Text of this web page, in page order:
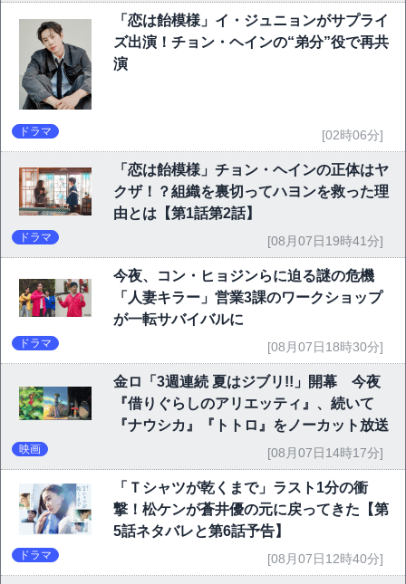
「恋は飴模様」イ・ジュニョンがサプライ
ズ出演！チョン・ヘインの“弟分”役で再共
演
ドラマ [02時06分]
「恋は飴模様」チョン・ヘインの正体はヤ
クザ！？組織を裏切ってハヨンを救った理
由とは【第1話第2話】
ドラマ [08月07日19時41分]
今夜、コン・ヒョジンらに迫る謎の危機
「人妻キラー」営業3課のワークショップ
が一転サバイバルに
ドラマ [08月07日18時30分]
金ロ「3週連続 夏はジブリ!!」開幕 今夜
『借りぐらしのアリエッティ』、続いて
『ナウシカ』『トトロ』をノーカット放送
映画 [08月07日14時17分]
「Ｔシャツが乾くまで」ラスト1分の衝
撃！松ケンが蒼井優の元に戻ってきた【第
5話ネタバレと第6話予告】
ドラマ [08月07日12時40分]